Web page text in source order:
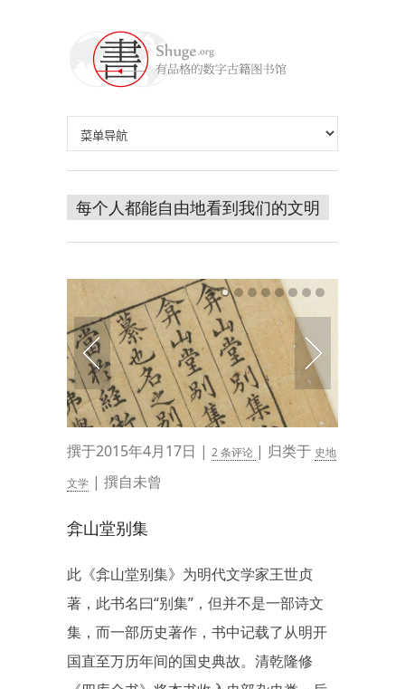
每个人都能自由地看到我们的文明
撰于2015年4月17日 | 2 条评论 | 归类于 史地
文学 | 撰自未曾
弇山堂别集
此《弇山堂别集》为明代文学家王世贞
著，此书名曰“别集”，但并不是一部诗文
集，而一部历史著作，书中记载了从明开
国直至万历年间的国史典故。清乾隆修